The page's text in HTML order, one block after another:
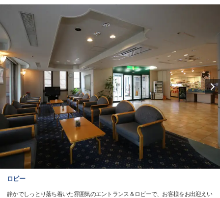
ロビー
静かでしっとり落ち着いた雰囲気のエントランス＆ロビーで、お客様をお出迎えい